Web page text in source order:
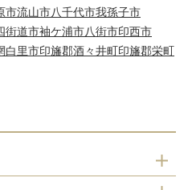
市流山市八千代市我孫子市
街道市袖ケ浦市八街市印西市
白里市印旛郡酒々井町印旛郡栄町